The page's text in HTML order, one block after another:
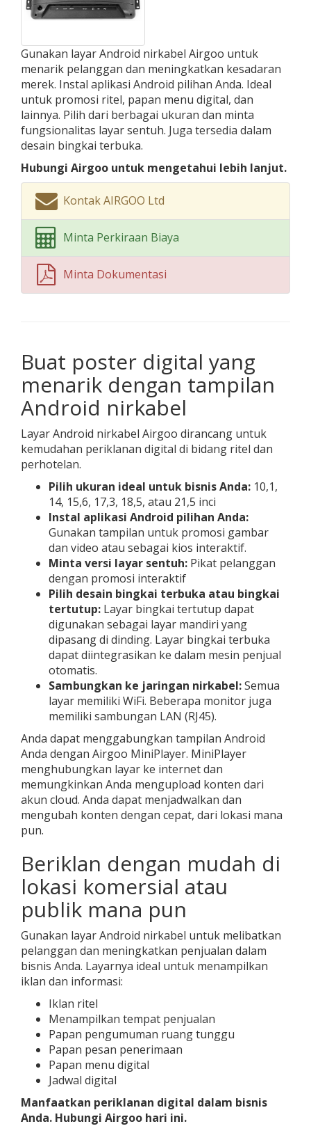
Gunakan layar Android nirkabel Airgoo untuk
menarik pelanggan dan meningkatkan kesadaran
merek. Instal aplikasi Android pilihan Anda. Ideal
untuk promosi ritel, papan menu digital, dan
lainnya. Pilih dari berbagai ukuran dan minta
fungsionalitas layar sentuh. Juga tersedia dalam
desain bingkai terbuka.
Hubungi Airgoo untuk mengetahui lebih lanjut.
Kontak AIRGOO Ltd
Minta Perkiraan Biaya
Minta Dokumentasi
Buat poster digital yang
menarik dengan tampilan
Android nirkabel
Layar Android nirkabel Airgoo dirancang untuk
kemudahan periklanan digital di bidang ritel dan
perhotelan.
Pilih ukuran ideal untuk bisnis Anda: 10,1,
14, 15,6, 17,3, 18,5, atau 21,5 inci
Instal aplikasi Android pilihan Anda:
Gunakan tampilan untuk promosi gambar
dan video atau sebagai kios interaktif.
Minta versi layar sentuh: Pikat pelanggan
dengan promosi interaktif
Pilih desain bingkai terbuka atau bingkai
tertutup: Layar bingkai tertutup dapat
digunakan sebagai layar mandiri yang
dipasang di dinding. Layar bingkai terbuka
dapat diintegrasikan ke dalam mesin penjual
otomatis.
Sambungkan ke jaringan nirkabel:Semua
layar memiliki WiFi. Beberapa monitor juga
memiliki sambungan LAN (RJ45).
Anda dapat menggabungkan tampilan Android
Anda dengan Airgoo MiniPlayer. MiniPlayer
menghubungkan layar ke internet dan
memungkinkan Anda mengupload konten dari
akun cloud. Anda dapat menjadwalkan dan
mengubah konten dengan cepat, dari lokasi mana
pun.
Beriklan dengan mudah di
lokasi komersial atau
publik mana pun
Gunakan layar Android nirkabel untuk melibatkan
pelanggan dan meningkatkan penjualan dalam
bisnis Anda. Layarnya ideal untuk menampilkan
iklan dan informasi:
Iklan ritel
Menampilkan tempat penjualan
Papan pengumuman ruang tunggu
Papan pesan penerimaan
Papan menu digital
Jadwal digital
Manfaatkan periklanan digital dalam bisnis
Anda. Hubungi Airgoo hari ini.